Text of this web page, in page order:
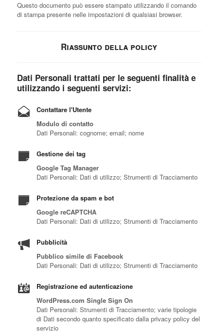
Questo documento può essere stampato utilizzando il comando
di stampa presente nelle impostazioni di qualsiasi browser.
Riassunto della policy
Dati Personali trattati per le seguenti finalità e
utilizzando i seguenti servizi:
Contattare l'Utente
Modulo di contatto
Dati Personali: cognome; email; nome
Gestione dei tag
Google Tag Manager
Dati Personali: Dati di utilizzo; Strumenti di Tracciamento
Protezione da spam e bot
Google reCAPTCHA
Dati Personali: Dati di utilizzo; Strumenti di Tracciamento
Pubblicità
Pubblico simile di Facebook
Dati Personali: Dati di utilizzo; Strumenti di Tracciamento
Registrazione ed autenticazione
WordPress.com Single Sign On
Dati Personali: Strumenti di Tracciamento; varie tipologie
di Dati secondo quanto specificato dalla privacy policy del
servizio